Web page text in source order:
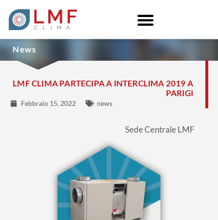
News
LMF CLIMA PARTECIPA A INTERCLIMA 2019 A
PARIGI
Febbraio 15, 2022 news
Sede Centrale LMF